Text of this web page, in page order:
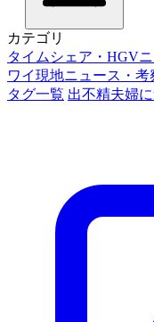
カテゴリ
タイムシェア・HGV
ワイ現地ニュース・考
タグ一覧 出不精夫婦